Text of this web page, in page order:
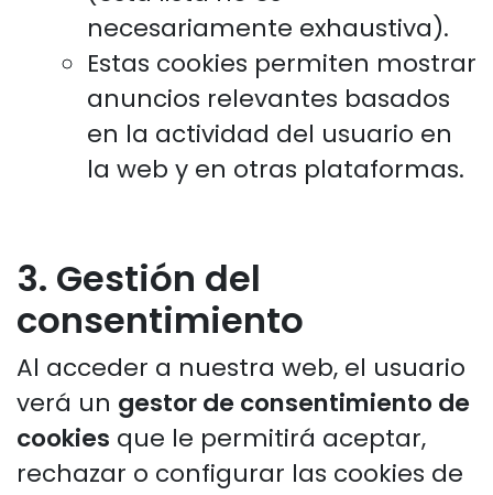
necesariamente exhaustiva).
Estas cookies permiten mostrar
anuncios relevantes basados
en la actividad del usuario en
la web y en otras plataformas.
3. Gestión del
consentimiento
Al acceder a nuestra web, el usuario
verá un gestor de consentimiento de
cookies que le permitirá aceptar,
rechazar o configurar las cookies de